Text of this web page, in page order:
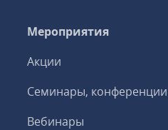
Мероприятия
Акции
Семинары, конференции
Вебинары